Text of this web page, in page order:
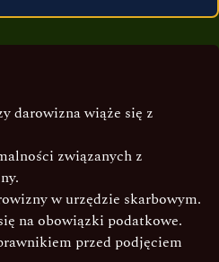
darowizna wiąże się z
związanych z
w urzędzie skarbowym.
na obowiązki podatkowe.
przed podjęciem